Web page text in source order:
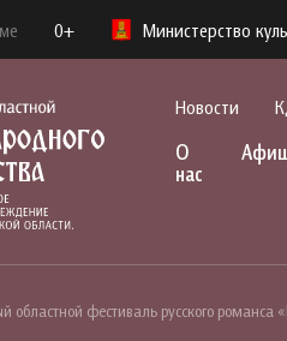
0+ Министерство
Новости
О
нас
областной фестиваль русского романса